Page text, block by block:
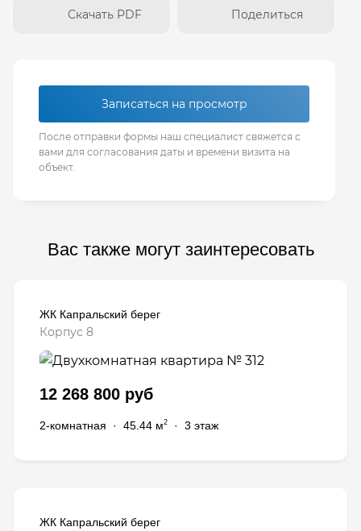
Скачать PDF Поделиться
Записаться на просмотр
После отправки формы наш специалист свяжется с
вами для согласования даты и времени визита на
объект.
Вас также могут заинтересовать
ЖК Капральский берег
Корпус 8
12 268 800 руб
2-комнатная · 45.44 м2 · 3 этаж
ЖК Капральский берег